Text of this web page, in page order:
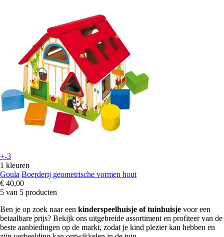
+-3
1 kleuren
Goula Boerderij geometrische vormen hout
€ 40,00
5 van 5 producten
Ben je op zoek naar een kinderspeelhuisje of tuinhuisje voor een
betaalbare prijs? Bekijk ons uitgebreide assortiment en profiteer van de
beste aanbiedingen op de markt, zodat je kind plezier kan hebben en